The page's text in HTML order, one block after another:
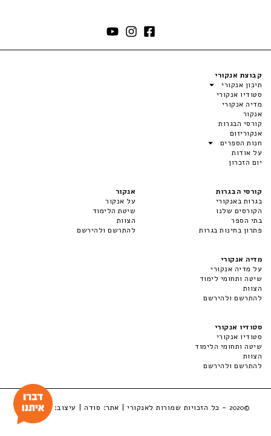
קבוצת אנקורי
תיכון אנקורי
סטודיו אנקורי
מדיה אנקורי
אנקור
קורסי הבגרות
אנקוריזום
חנות הספרים
על אודות
יום הזכרון
קורסי הבגרות
בגרות באנקורי
הקורסים שלנו
בתי הספר
פתרון בחינות בגרות
אנקור
על אנקור
שיטת הלימוד
הצוות
להתרשם ולהירשם
מדיה אנקורי
על מדיה אנקורי
שיטה ותחומי לימוד
הצוות
להתרשם ולהירשם
סטודיו אנקורי
סטודיו אנקורי
שיטה ותחומי הלימוד
הצוות
להתרשם ולהירשם
©2020 - כל הזכויות שמורות לאנקורי | אתר: סודה| עיצוב:LuckyBox